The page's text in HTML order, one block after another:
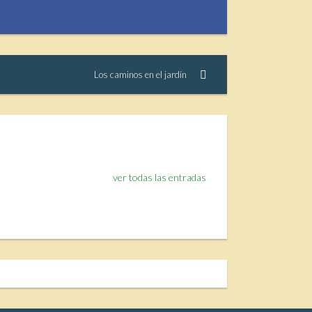
Los caminos en el jardín
ver todas las entradas